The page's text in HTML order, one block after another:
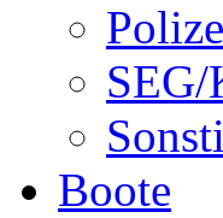
Boote